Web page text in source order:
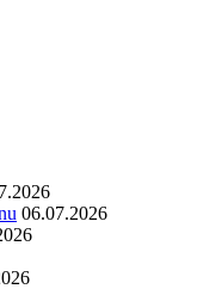
06.07.2026